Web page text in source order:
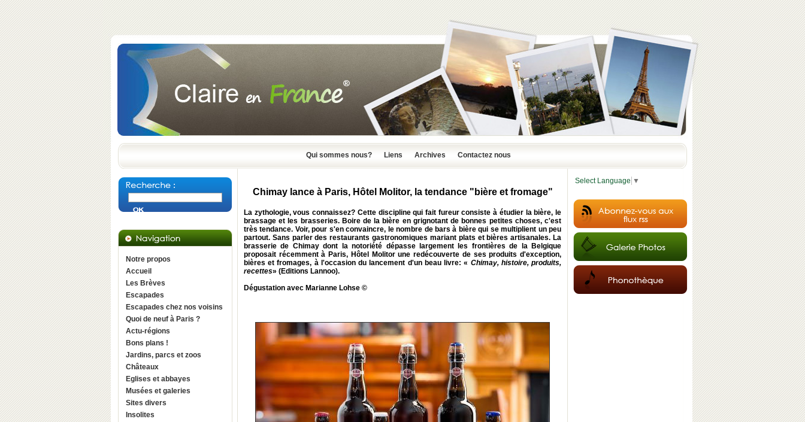
Qui sommes nous? Liens Archives Contactez nous
Notre propos
Accueil
Les Brèves
Escapades
Escapades chez nos voisins
Quoi de neuf à Paris ?
Actu-régions
Bons plans !
Jardins, parcs et zoos
Châteaux
Eglises et abbayes
Musées et galeries
Sites divers
Insolites
Chimay lance à Paris, Hôtel Molitor, la tendance "bière et fromage"
La zythologie, vous connaissez? Cette discipline qui fait fureur consiste à étudier la bière, le
brassage et les brasseries. Boire de la bière en grignotant de bonnes petites choses, c'est
très tendance. Voir, pour s'en convaincre, le nombre de bars à bière qui se multiplient un peu
partout. Sans parler des restaurants gastronomiques mariant plats et bières artisanales. La
brasserie de Chimay dont la notoriété dépasse largement les frontières de la Belgique
proposait récemment à Paris, Hôtel Molitor une redécouverte de ses produits d'exception,
bières et fromages, à l'occasion du lancement d'un beau livre: « Chimay, histoire, produits,
recettes» (Editions Lannoo).
Dégustation avec Marianne Lohse ©
Select Language ▼